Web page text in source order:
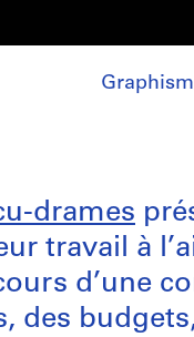
drames
travail à
d’une
des